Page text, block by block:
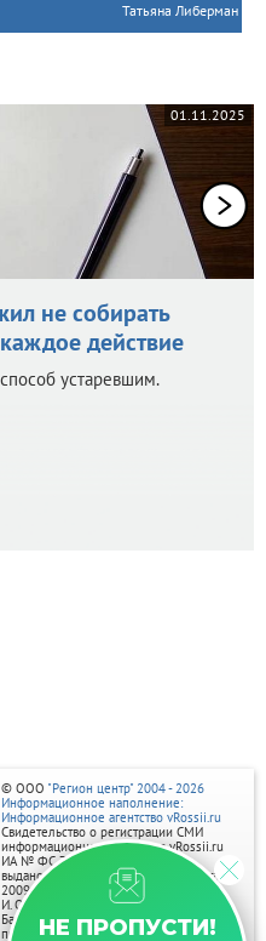
Татьяна Либерман
01.11.2025
не собирать
действие
устаревшим.
НЕ ПРОПУСТИ!
© ООО "Регион центр" 2004 - 2026
Информационное наполнение:
Информационное агентство vRossii.ru
Свидетельство о регистрации СМИ
информационного агентства vRossii.ru
ИА № ФС 77‑35502
выдано РОСКОМНАДЗОРом 04 марта
2009г.
И. О. Главного редактора Нарыков А. Н.
Баннеры на портале размещаются на
правах рекламы.